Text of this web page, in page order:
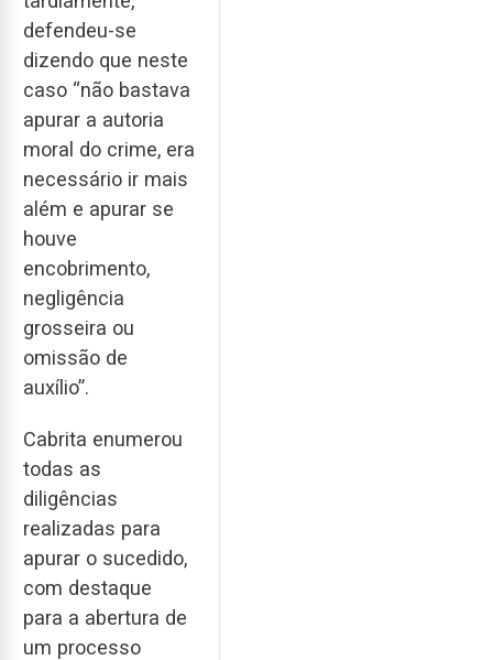
defendeu-se
dizendo que neste
caso “não bastava
apurar a autoria
moral do crime, era
necessário ir mais
além e apurar se
houve
encobrimento,
negligência
grosseira ou
omissão de
auxílio”.
Cabrita enumerou
todas as
diligências
realizadas para
apurar o sucedido,
com destaque
para a abertura de
um processo